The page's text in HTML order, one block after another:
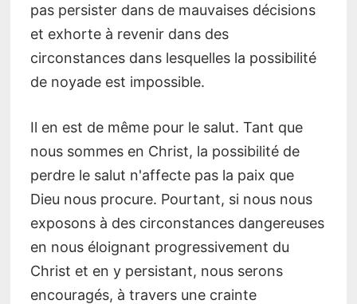
pas persister dans de mauvaises décisions
et exhorte à revenir dans des
circonstances dans lesquelles la possibilité
de noyade est impossible.
Il en est de même pour le salut. Tant que
nous sommes en Christ, la possibilité de
perdre le salut n'affecte pas la paix que
Dieu nous procure. Pourtant, si nous nous
exposons à des circonstances dangereuses
en nous éloignant progressivement du
Christ et en y persistant, nous serons
encouragés, à travers une crainte